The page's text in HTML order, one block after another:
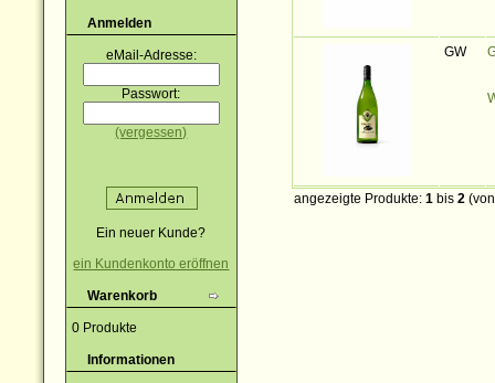
Anmelden
eMail-Adresse:
Passwort:
(vergessen)
Ein neuer Kunde?
ein Kundenkonto eröffnen
Warenkorb
0 Produkte
Informationen
GW
angezeigte Produkte: 1 bis 2